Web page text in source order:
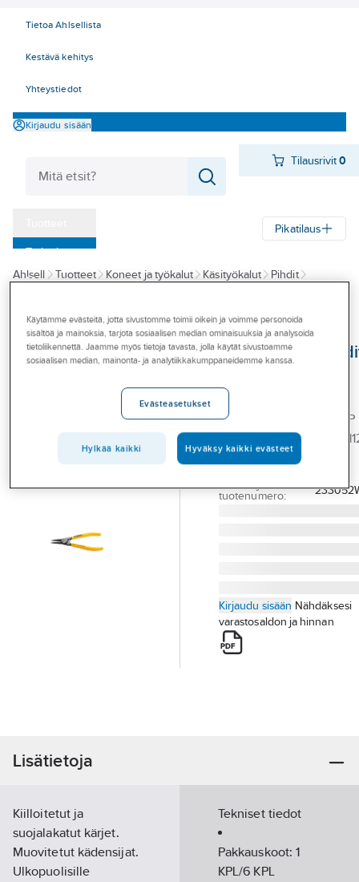
Tietoa Ahlsellista
Kestävä kehitys
Yhteystiedot
Kirjaudu sisään
Tilausrivit 0
‎Tarjoukset
Myymälät
Konseptit
Palvelut
Pikatilaus
Ahlsell Tuotteet Koneet ja työkalut Käsityökalut
Pihdit
IRONSIDE
ulkorenkaisiin
LUKKORENGASPIHTI UP
10-25MM IRONSIDE
SUORA
tuotenumero:
Kirjaudu sisään Nähdäksesi
varastosaldon ja hinnan
Lisätietoja
Kiilloitetut ja
suojalakatut kärjet.
Muovitetut kädensijat.
Ulkopuolisille
Tekniset tiedot
Pakkauskoot:1
KPL/6 KPL
Käytämme evästeitä, jotta sivustomme toimii oikein ja voimme personoida
sisältöä ja mainoksia, tarjota sosiaalisen median ominaisuuksia ja analysoida
tietoliikennettä. Jaamme myös tietoja tavasta, jolla käytät sivustoamme
sosiaalisen median, mainonta- ja analytiikkakumppaneidemme kanssa.
Evästeasetukset
Hylkää kaikki Hyväksy kaikki evästeet